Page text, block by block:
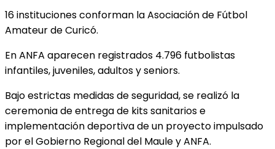
16 instituciones conforman la Asociación de Fútbol
Amateur de Curicó.
En ANFA aparecen registrados 4.796 futbolistas
infantiles, juveniles, adultos y seniors.
Bajo estrictas medidas de seguridad, se realizó la
ceremonia de entrega de kits sanitarios e
implementación deportiva de un proyecto impulsado
por el Gobierno Regional del Maule y ANFA.